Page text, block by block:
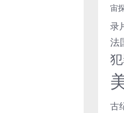
宙
录
法
古